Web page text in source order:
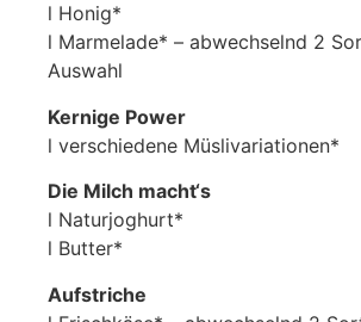
l Honig*
l Marmelade* – abwechselnd 2
Auswahl
Kernige Power
l verschiedene Müslivariationen*
Die Milch macht‘s
l Naturjoghurt*
l Butter*
Aufstriche